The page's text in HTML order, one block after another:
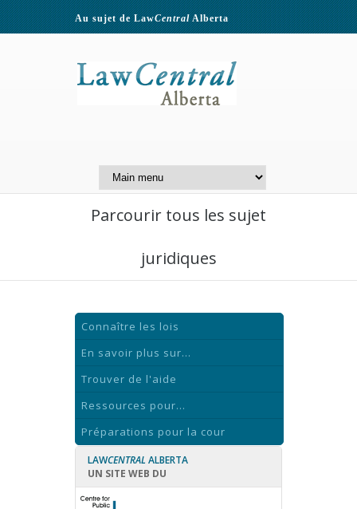
Au sujet de LawCentralAlberta
Parcourir tous les sujet
juridiques
Connaître les lois
En savoir plus sur...
Trouver de l'aide
Ressources pour...
Préparations pour la cour
LAWCENTRAL ALBERTA
UN SITE WEB DU